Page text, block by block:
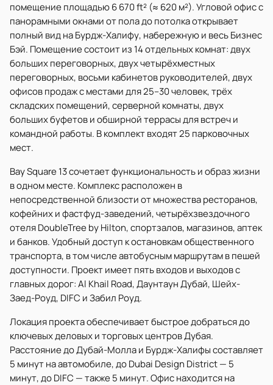
помещение площадью 6 670 ft² (≈ 620 м²). Угловой офис с
панорамными окнами от пола до потолка открывает
полный вид на Бурдж-Халифу, набережную и весь Бизнес
Бэй. Помещение состоит из 14 отдельных комнат: двух
больших переговорных, двух четырёхместных
переговорных, восьми кабинетов руководителей, двух
офисов продаж с местами для 25–30 человек, трёх
складских помещений, серверной комнаты, двух
больших буфетов и обширной террасы для встреч и
командной работы. В комплект входят 25 парковочных
мест.
Bay Square 13 сочетает функциональность и образ жизни
в одном месте. Комплекс расположен в
непосредственной близости от множества ресторанов,
кофейних и фастфуд-заведений, четырёхзвездочного
отеля DoubleTree by Hilton, спортзалов, магазинов, аптек
и банков. Удобный доступ к остановкам общественного
транспорта, в том числе автобусным маршрутам в пешей
доступности. Проект имеет пять входов и выходов с
главных дорог: Al Khail Road, Даунтаун Дубай, Шейх-
Заед-Роуд, DIFC и Забил Роуд.
Локация проекта обеспечивает быстрое добраться до
ключевых деловых и торговых центров Дубая.
Расстояние до Дубай-Молла и Бурдж-Халифы составляет
5 минут на автомобиле, до Dubai Design District — 5
минут, до DIFC — также 5 минут. Офис находится на